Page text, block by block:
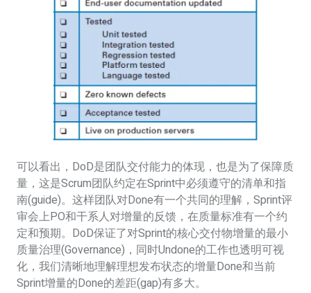
可以看出，DoD是团队交付能力的体现，也是为了保障质
量，这是Scrum团队约定在Sprint中必须遵守的清单和指
南(guide)。这样团队对Done有一个共同的理解，Sprint评
审会上PO和干系人对增量的反馈，在质量标准有一个约
定和预期。DoD保证了对Sprint的核心交付物增量的最小
质量治理(Governance)，同时Undone的工作也透明可视
化，我们清晰地理解理想发布状态的增量Done和当前
Sprint增量的Done的差距(gap)有多大。